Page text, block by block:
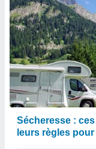
Sécheresse :
leurs règles